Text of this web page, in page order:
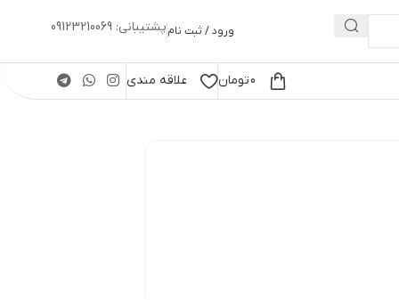
ورود / ثبت نامپشتیبانی: 09123210069
0تومان علاقه مندی